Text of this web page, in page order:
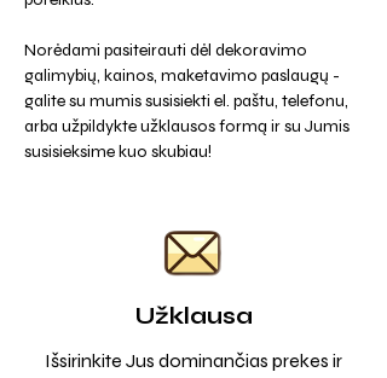
Norėdami pasiteirauti dėl dekoravimo
galimybių, kainos, maketavimo paslaugų -
galite su mumis susisiekti el. paštu, telefonu,
arba užpildykte užklausos formą ir su Jumis
susisieksime kuo skubiau!
Užklausa
Išsirinkite Jus dominančias prekes ir